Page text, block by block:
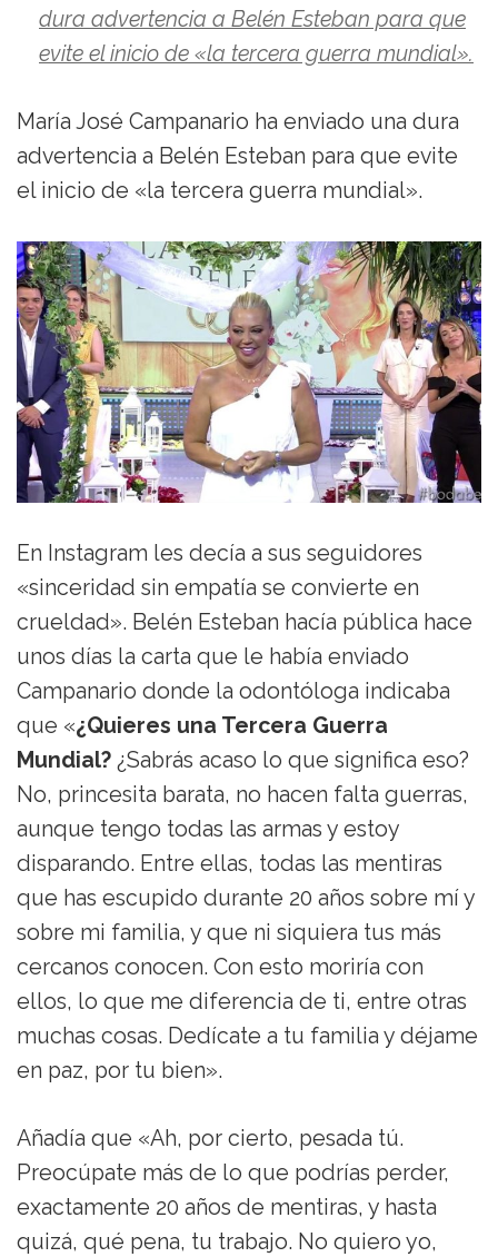
dura advertencia a Belén Esteban para que
evite el inicio de «la tercera guerra mundial».
María José Campanario ha enviado una dura
advertencia a Belén Esteban para que evite
el inicio de «la tercera guerra mundial».
En Instagram les decía a sus seguidores
«sinceridad sin empatía se convierte en
crueldad». Belén Esteban hacía pública hace
unos días la carta que le había enviado
Campanario donde la odontóloga indicaba
que «¿Quieres una Tercera Guerra
Mundial? ¿Sabrás acaso lo que significa eso?
No, princesita barata, no hacen falta guerras,
aunque tengo todas las armas y estoy
disparando. Entre ellas, todas las mentiras
que has escupido durante 20 años sobre mí y
sobre mi familia, y que ni siquiera tus más
cercanos conocen. Con esto moriría con
ellos, lo que me diferencia de ti, entre otras
muchas cosas. Dedícate a tu familia y déjame
en paz, por tu bien».
Añadía que «Ah, por cierto, pesada tú.
Preocúpate más de lo que podrías perder,
exactamente 20 años de mentiras, y hasta
quizá, qué pena, tu trabajo. No quiero yo,